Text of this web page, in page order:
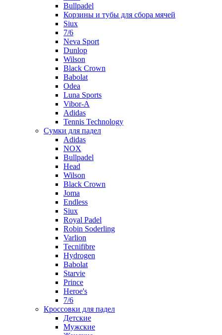
Bullpadel
Корзины и тубы для сбора мячей
Siux
7/6
Neva Sport
Dunlop
Wilson
Black Crown
Babolat
Odea
Luna Sports
Vibor-A
Adidas
Tennis Technology
Сумки для падел
Adidas
NOX
Bullpadel
Head
Wilson
Black Crown
Joma
Endless
Siux
Royal Padel
Robin Soderling
Varlion
Tecnifibre
Hydrogen
Babolat
Starvie
Prince
Heroe's
7/6
Кроссовки для падел
Детские
Мужские